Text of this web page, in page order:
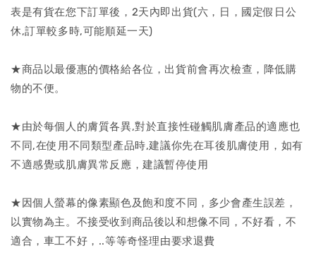
表是有貨在您下訂單後，2天內即出貨(六，日，國定假日公
休,訂單較多時,可能順延一天)
★商品以最優惠的價格給各位，出貨前會再次檢查，降低購
物的不便。
★由於每個人的膚質各異,對於直接性碰觸肌膚產品的適應也
不同,在使用不同類型產品時,建議你先在耳後肌膚使用，如有
不適感覺或肌膚異常反應，建議暫停使用
★因個人螢幕的像素顯色及飽和度不同，多少會產生誤差，
以實物為主。不接受收到商品後以和想像不同，不好看，不
適合，車工不好，..等等奇怪理由要求退費